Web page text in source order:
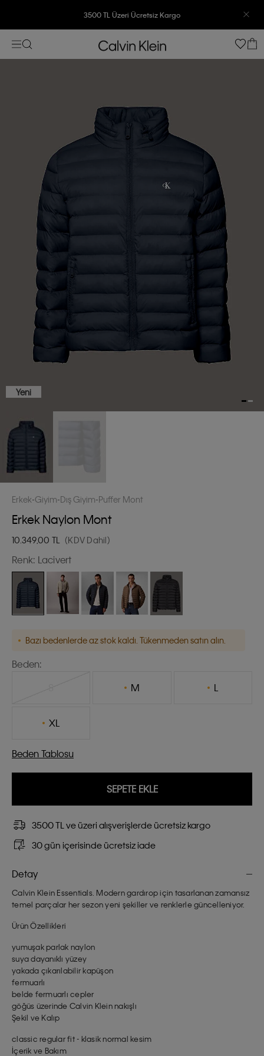
3500 TL Üzeri Ücretsiz Kargo
7500 TL Ve Üzeri Alışverişlerinizde 6 Taksit İmkanı
Yeni
Erkek Giyim Dış Giyim Puffer Mont
Erkek Naylon Mont
10.349,00 TL (KDV Dahil)
Renk: Lacivert
Bazı bedenlerde az stok kaldı. Tükenmeden satın alın.
Beden:
M L
XL
Beden Tablosu
SEPETE EKLE
3500 TL ve üzeri alışverişlerde ücretsiz kargo
30 gün içerisinde ücretsiz iade
Detay
Calvin Klein Essentials. Modern gardırop için tasarlanan zamansız
temel parçalar her sezon yeni şekiller ve renklerle güncelleniyor.
Ürün Özellikleri
yumuşak parlak naylon
suya dayanıklı yüzey
yakada çıkarılabilir kapüşon
fermuarlı
belde fermuarlı cepler
göğüs üzerinde Calvin Klein nakışlı
Şekil ve Kalıp
classic regular fit - klasik normal kesim
İçerik ve Bakım